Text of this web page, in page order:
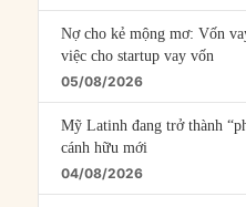
Nợ cho kẻ mộng mơ: Vốn
việc cho startup vay vốn
05/08/2026
Mỹ Latinh đang trở thành
cánh hữu mới
04/08/2026